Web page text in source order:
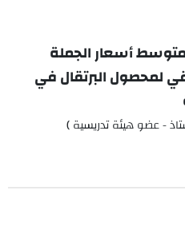
أسعار الجملة
لمحصول البرتقال في
- عضو هيئة تدريسية )